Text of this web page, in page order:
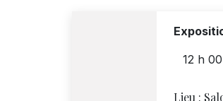
12 h 00
Lieu :